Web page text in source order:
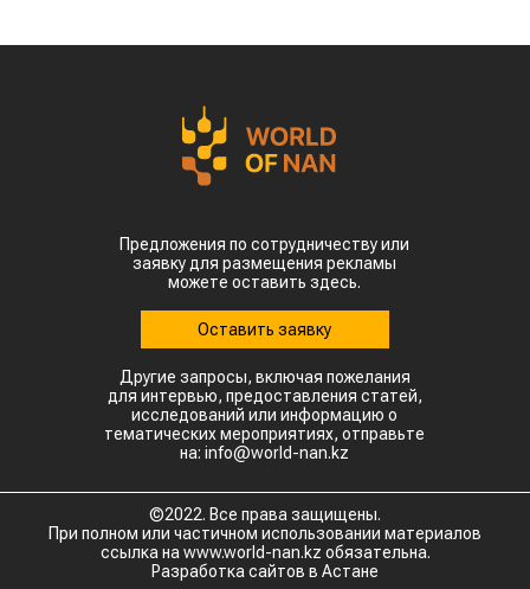
Предложения по сотрудничеству или
заявку для размещения рекламы
можете оставить здесь.
Оставить заявку
Другие запросы, включая пожелания
для интервью, предоставления статей,
исследований или информацию о
тематических мероприятиях, отправьте
на: info@world-nan.kz
©2022. Все права защищены.
При полном или частичном использовании материалов
ссылка на www.world-nan.kz обязательна.
Разработка сайтов в Астане